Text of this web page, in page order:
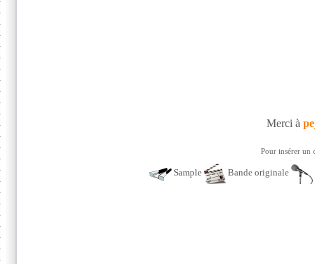
Merci à
Pour insérer un
Sample Bande originale